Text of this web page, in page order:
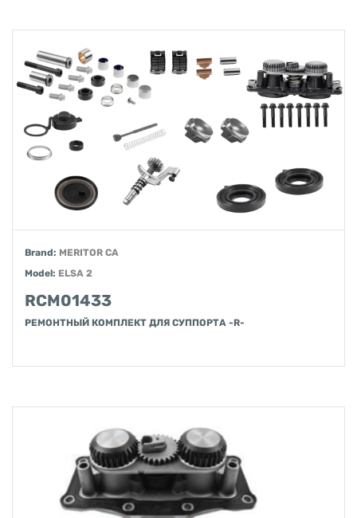
Brand: MERITOR CA
Model: ELSA 2
RCM01433
РЕМОНТНЫЙ КОМПЛЕКТ ДЛЯ СУППОРТА -R-